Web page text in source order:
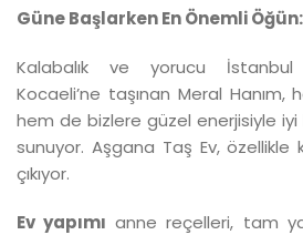
Güne Başlarken En Önemli Öğün:
Kalabalık ve yorucu İstanbul
Kocaeli’ne taşınan Meral
hem de bizlere güzel enerjisiyle
sunuyor. Aşgana Taş Ev, özellikle
çıkıyor.
Ev yapımı anne reçelleri, tam